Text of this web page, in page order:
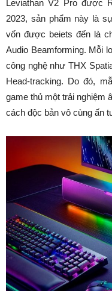
Leviathan V2 Pro được
2023, sản phẩm này là
vốn được beiets đến là
Audio Beamforming. Mỗi
công nghệ như THX
Head-tracking. Do đó,
game thủ một trải nghiệm
cách độc bản vô cùng ấn